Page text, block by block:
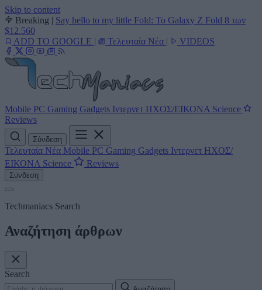
Skip to content
Breaking | Say hello to my little Fold: Το Galaxy Z Fold 8 των
$12.560
ADD TO GOOGLE | Τελευταία Νέα | VIDEOS
Mobile PC Gaming Gadgets Ιντερνετ ΗΧΟΣ/ΕΙΚΟΝΑ Science
Reviews
Σύνδεση
Τελευταία Νέα Mobile PC Gaming Gadgets Ιντερνετ ΗΧΟΣ/
ΕΙΚΟΝΑ Science Reviews
Σύνδεση
Techmaniacs Search
Αναζήτηση άρθρων
Search